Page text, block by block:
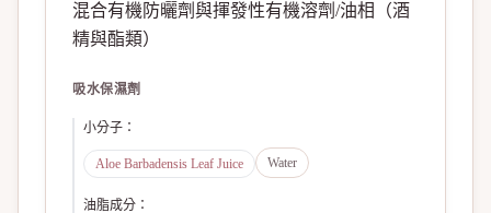
混合有機防曬劑與揮發性有機溶劑/油相（酒
精與酯類）
吸水保濕劑
小分子 ：
Aloe Barbadensis Leaf Juice Water
油脂成分 ：